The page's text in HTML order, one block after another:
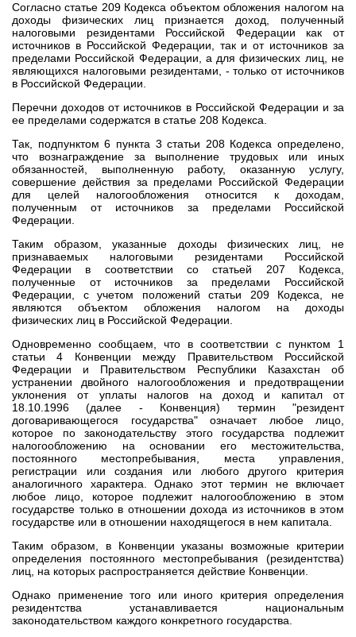
Согласно статье 209 Кодекса объектом обложения налогом на
доходы физических лиц признается доход, полученный
налоговыми резидентами Российской Федерации как от
источников в Российской Федерации, так и от источников за
пределами Российской Федерации, а для физических лиц, не
являющихся налоговыми резидентами, - только от источников
в Российской Федерации.
Перечни доходов от источников в Российской Федерации и за
ее пределами содержатся в статье 208 Кодекса.
Так, подпунктом 6 пункта 3 статьи 208 Кодекса определено,
что вознаграждение за выполнение трудовых или иных
обязанностей, выполненную работу, оказанную услугу,
совершение действия за пределами Российской Федерации
для целей налогообложения относится к доходам,
полученным от источников за пределами Российской
Федерации.
Таким образом, указанные доходы физических лиц, не
признаваемых налоговыми резидентами Российской
Федерации в соответствии со статьей 207 Кодекса,
полученные от источников за пределами Российской
Федерации, с учетом положений статьи 209 Кодекса, не
являются объектом обложения налогом на доходы
физических лиц в Российской Федерации.
Одновременно сообщаем, что в соответствии с пунктом 1
статьи 4 Конвенции между Правительством Российской
Федерации и Правительством Республики Казахстан об
устранении двойного налогообложения и предотвращении
уклонения от уплаты налогов на доход и капитал от
18.10.1996 (далее - Конвенция) термин "резидент
договаривающегося государства" означает любое лицо,
которое по законодательству этого государства подлежит
налогообложению на основании его местожительства,
постоянного местопребывания, места управления,
регистрации или создания или любого другого критерия
аналогичного характера. Однако этот термин не включает
любое лицо, которое подлежит налогообложению в этом
государстве только в отношении дохода из источников в этом
государстве или в отношении находящегося в нем капитала.
Таким образом, в Конвенции указаны возможные критерии
определения постоянного местопребывания (резидентства)
лиц, на которых распространяется действие Конвенции.
Однако применение того или иного критерия определения
резидентства устанавливается национальным
законодательством каждого конкретного государства.